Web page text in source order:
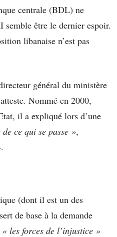
centrale (BDL) ne
être le dernier espoir.
libanaise n’est pas
général du ministère
Nommé en 2000,
il a expliqué lors d’une
ce qui se passe »,
.
(dont il est un des
de base à la demande
« les forces de l’injustice »